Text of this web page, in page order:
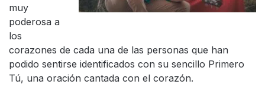
muy
poderosa a
los
corazones de cada una de las personas que han
podido sentirse identificados con su sencillo Primero
Tú, una oración cantada con el corazón.